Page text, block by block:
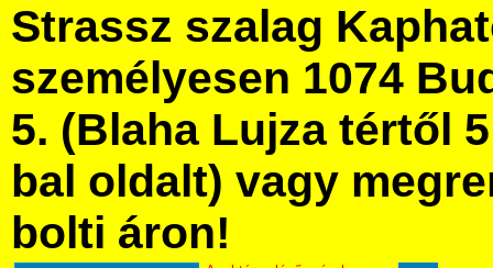
Strassz szalag
személyesen 1074
5. (Blaha Lujza tértől
bal oldalt) vagy
bolti áron!